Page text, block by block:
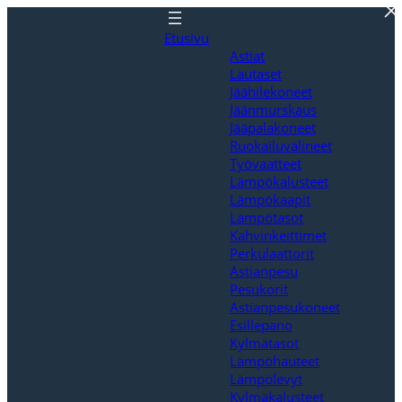
Etusivu
Astiat
Lautaset
Jäähilekoneet
Jäänmurskaus
Jääpalakoneet
Ruokailuvälineet
Työvaatteet
Lämpökalusteet
Lämpökaapit
Lämpötasot
Kahvinkeittimet
Perkulaattorit
Astianpesu
Pesukorit
Astianpesukoneet
Esillepano
Kylmätasot
Lämpöhauteet
Lämpölevyt
Kylmäkalusteet